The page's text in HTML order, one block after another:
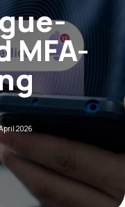
MFA-
2026